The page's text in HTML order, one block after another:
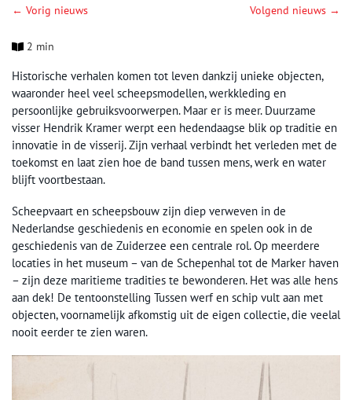
← Vorig nieuws Volgend nieuws →
2 min
Historische verhalen komen tot leven dankzij unieke objecten,
waaronder heel veel scheepsmodellen, werkkleding en
persoonlijke gebruiksvoorwerpen. Maar er is meer. Duurzame
visser Hendrik Kramer werpt een hedendaagse blik op traditie en
innovatie in de visserij. Zijn verhaal verbindt het verleden met de
toekomst en laat zien hoe de band tussen mens, werk en water
blijft voortbestaan.
Scheepvaart en scheepsbouw zijn diep verweven in de
Nederlandse geschiedenis en economie en spelen ook in de
geschiedenis van de Zuiderzee een centrale rol. Op meerdere
locaties in het museum – van de Schepenhal tot de Marker haven
– zijn deze maritieme tradities te bewonderen. Het was alle hens
aan dek! De tentoonstelling Tussen werf en schip vult aan met
objecten, voornamelijk afkomstig uit de eigen collectie, die veelal
nooit eerder te zien waren.